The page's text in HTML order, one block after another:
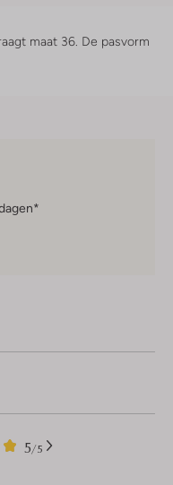
maat 36. De pasvorm
5/5